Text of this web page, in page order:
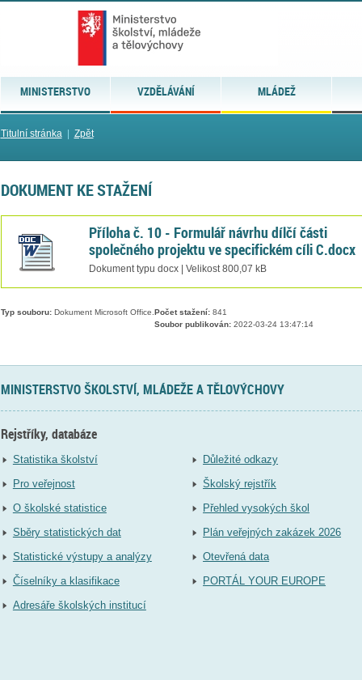
MINISTERSTVO VZDĚLÁVÁNÍ MLÁDEŽ
Titulní stránka| Zpět
DOKUMENT KE STAŽENÍ
Příloha č. 10 - Formulář návrhu dílčí části
společného projektu ve specifickém cíli C.docx
Dokument typu docx | Velikost 800,07 kB
Typ souboru:Dokument Microsoft Office. Počet stažení:841
Soubor publikován:2022-03-24 13:47:14
MINISTERSTVO ŠKOLSTVÍ, MLÁDEŽE A TĚLOVÝCHOVY
Rejstříky, databáze
Statistika školství
Pro veřejnost
O školské statistice
Sběry statistických dat
Statistické výstupy a analýzy
Číselníky a klasifikace
Adresáře školských institucí
Důležité odkazy
Školský rejstřík
Přehled vysokých škol
Plán veřejných zakázek 2026
Otevřená data
PORTÁL YOUR EUROPE